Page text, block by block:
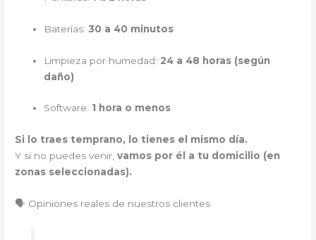
Baterías:30 a 40 minutos
Limpieza por humedad: 24 a 48 horas (según
daño)
Software: 1 hora o menos
Si lo traes temprano, lo tienes el mismo día.
Y si no puedes venir,vamos por él a tu domicilio (en
zonas seleccionadas).
🗣️ Opiniones reales de nuestros clientes